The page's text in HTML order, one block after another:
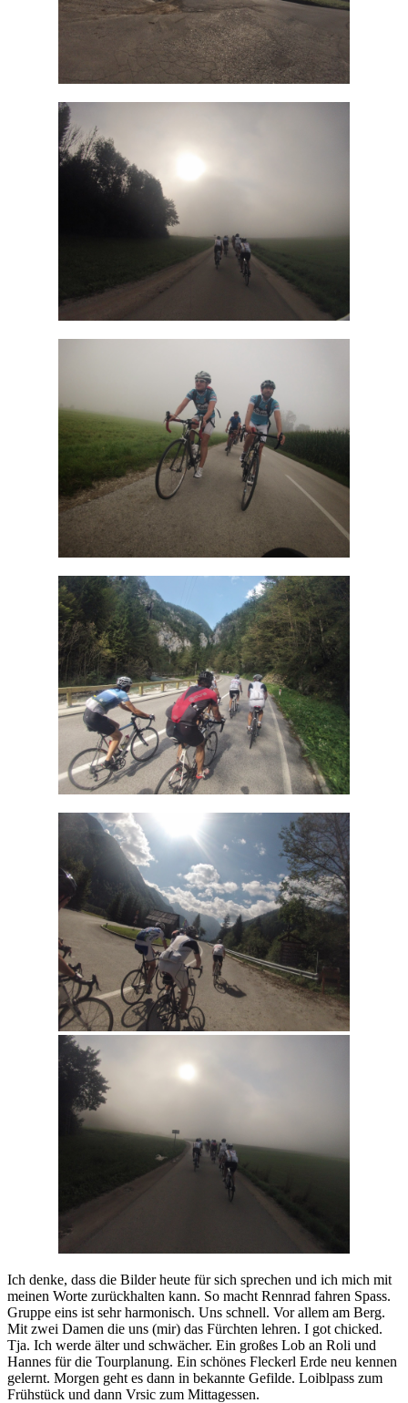
Ich denke, dass die Bilder heute für sich sprechen und ich mich mit
meinen Worte zurückhalten kann. So macht Rennrad fahren Spass.
Gruppe eins ist sehr harmonisch. Uns schnell. Vor allem am Berg.
Mit zwei Damen die uns (mir) das Fürchten lehren. I got chicked.
Tja. Ich werde älter und schwächer. Ein großes Lob an Roli und
Hannes für die Tourplanung. Ein schönes Fleckerl Erde neu kennen
gelernt. Morgen geht es dann in bekannte Gefilde. Loiblpass zum
Frühstück und dann Vrsic zum Mittagessen.